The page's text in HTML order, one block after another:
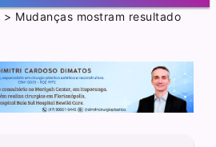
> Mudanças mostram resultado